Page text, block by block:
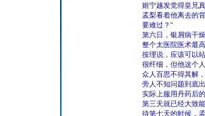
姬宁越发觉得皇兄
孟梨看着他离去的
要难过？”
第六日，银屑病干
整个太医院医术最
按理说，应该可以
很纤细，但他这个
众人百思不得其解
旁人不知问题到底
实际上服用丹药后
第三天就已经大致
待第七天的时候，